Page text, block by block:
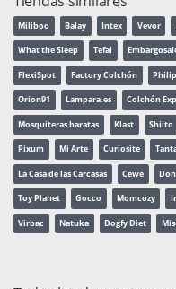
Miliboo Balay Intex Vevor
What the Sleep Tefal
FlexiSpot Factory Colchón
Orion91 Lampara.es Colchón
Mosquiteras baratas Klast Shiito
Pixum Mi Arte Curiosite
La Casa de las Carcasas Cewe
Toy Planet Gocco Momcozy
Virbac Natuka Dogfy Diet